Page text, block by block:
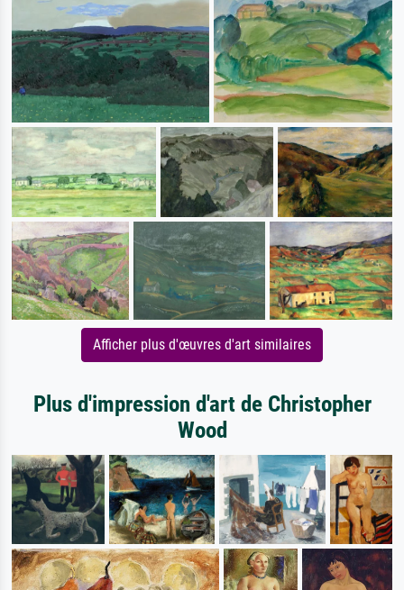
Afficher plus d'œuvres d'art similaires
Plus d'impression d'art de Christopher
Wood